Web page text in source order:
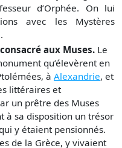
d’Orphée. On lui
avec les Mystères
aux Muses. Le
qu’élevèrent en
à Alexandrie, et
littéraires et
un prêtre des Muses
à sa disposition un trésor
y étaient pensionnés.
de la Grèce, y vivaient